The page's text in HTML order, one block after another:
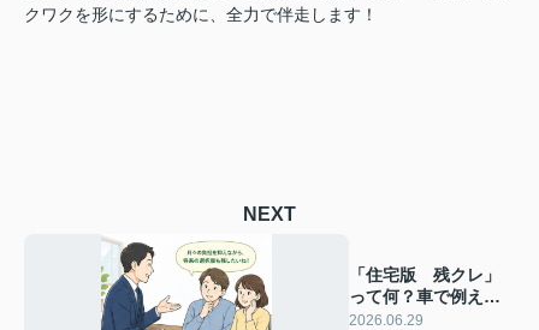
クワクを形にするために、全力で伴走します！
NEXT
「住宅版 残クレ」
って何？車で例える
と5分でわかる住宅ロ
2026.06.29